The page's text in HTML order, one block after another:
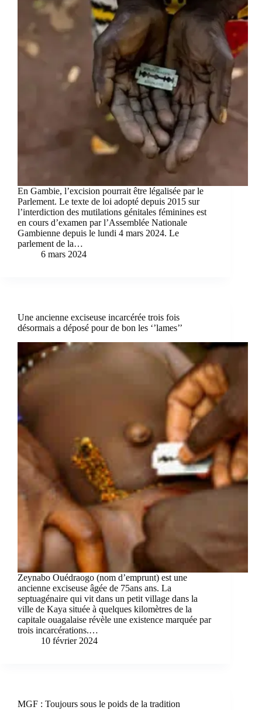
En Gambie, l’excision pourrait être légalisée par le
Parlement. Le texte de loi adopté depuis 2015 sur
l’interdiction des mutilations génitales féminines est
en cours d’examen par l’Assemblée Nationale
Gambienne depuis le lundi 4 mars 2024. Le
parlement de la…
6 mars 2024
Une ancienne exciseuse incarcérée trois fois
désormais a déposé pour de bon les ‘’lames’’
Zeynabo Ouédraogo (nom d’emprunt) est une
ancienne exciseuse âgée de 75ans ans. La
septuagénaire qui vit dans un petit village dans la
ville de Kaya située à quelques kilomètres de la
capitale ouagalaise révèle une existence marquée par
trois incarcérations.…
10 février 2024
MGF : Toujours sous le poids de la tradition